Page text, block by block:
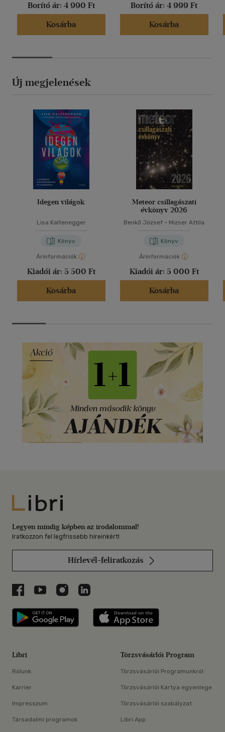
Borító ár: 4 990 Ft
Kosárba
Borító ár: 4 999 Ft
Kosárba
Új megjelenések
Idegen világok
Lisa Kaltenegger
Könyv
Árinformációk
Kiadói ár: 5 500 Ft
Kosárba
Meteor csillagászati
évkönyv 2026
Benkő József - Mizser Attila
Könyv
Árinformációk
Kiadói ár: 5 000 Ft
Kosárba
Libri
Legyen mindig képben az irodalommal!
Iratkozzon fel legfrissebb híreinkért!
Hírlevél-feliratkozás
Libri a Facebookon
Libri a Youtube-on
Libri az Instagramon
Libri a LinkedInen
Libri applikáció Szerezd meg: Google
Libri
Rólunk
Karrier
Impresszum
Társadalmi programok
Törzsvásárlói Program
Törzsvásárlói Programunkról
Törzsvásárlói Kártya egyenlege
Törzsvásárlói szabályzat
Libri App